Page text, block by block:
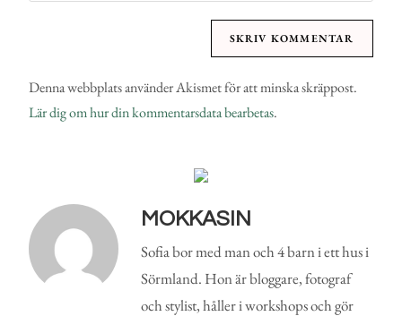
Denna webbplats använder Akismet för att minska skräppost.
Lär dig om hur din kommentarsdata bearbetas.
MOKKASIN
Sofia bor med man och 4 barn i ett hus i
Sörmland. Hon är bloggare, fotograf
och stylist, håller i workshops och gör